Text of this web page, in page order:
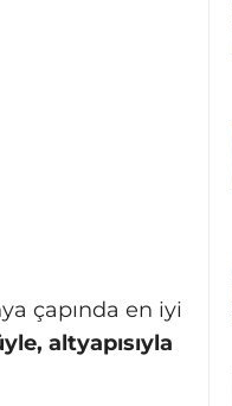
çapında en iyi
altyapısıyla